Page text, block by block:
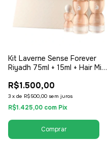
Kit Laverne Sense Forever
Riyadh 75ml + 15ml + Hair Mist
Feminino
R$1.500,00
3 x de R$500,00 sem juros
R$1.425,00 com Pix